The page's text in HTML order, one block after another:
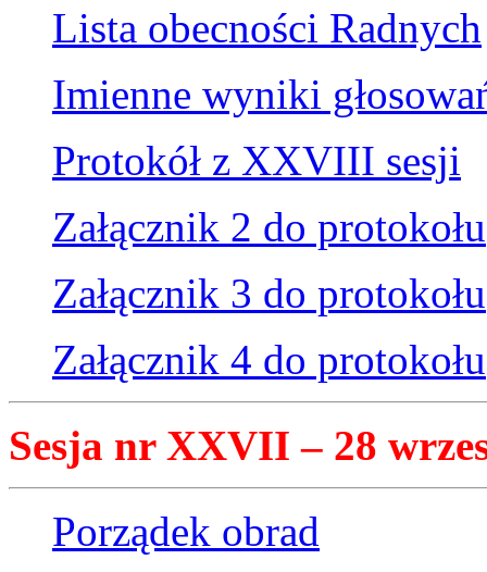
Lista obecności Radnych
Imienne wyniki
Protokół z XXVIII sesji
Załącznik 2 do protokołu
Załącznik 3 do protokołu
Załącznik 4 do protokołu
Sesja nr XXVII – 28
Porządek obrad